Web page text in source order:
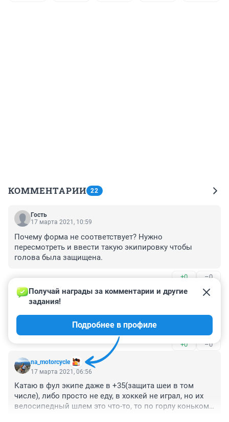
КОММЕНТАРИИ 22
Гость
17 марта 2021, 10:59
Почему форма не соответствует? Нужно
пересмотреть и ввести такую экипировку чтобы
голова была защищена.
+0 –0
Гость
17 марта 2021, 10:57
Очень жаль парня, уходят достойные люди в расцвете
сил, соболезнование глубочайшее родным.
+0 –0
na_motorcycle
Получай награды за комментарии и другие
задания!
Подробнее в профиле
17 марта 2021, 06:56
Катаю в фул экипе даже в +35(защита шеи в том
числе), либо просто не еду, в хоккей не играл, но их
велосипедный шлем это что-то, то по горлу коньком,